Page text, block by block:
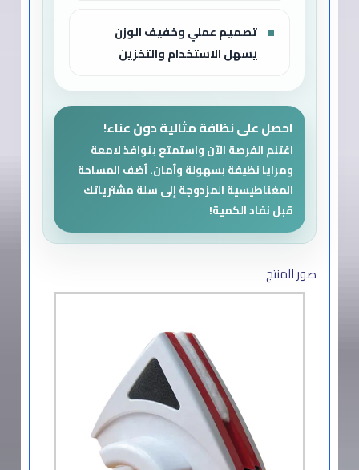
تصميم عملي وخفيف الوزن
يسهل الاستخدام والتخزين
احصل على نظافة مثالية دون عناء!
اغتنم الفرصة الآن واستمتع بنوافذ لامعة
ومرايا نظيفة بسهولة وأمان. أضف المساحة
المغناطيسية المزدوجة إلى سلة مشترياتك
قبل نفاد الكمية!
صور المنتج​